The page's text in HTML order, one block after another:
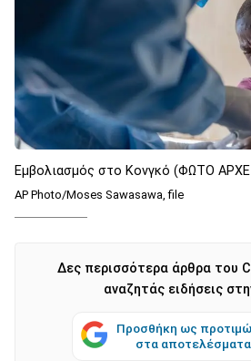
Εμβολιασμός στο Κονγκό (ΦΩΤΟ
AP Photo/Moses Sawasawa, file
Δες περισσότερα άρθρα του
αναζητάς ειδήσεις
Προσθήκη ως
στα